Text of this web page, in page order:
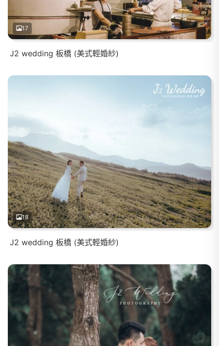
17
J2 wedding 板橋 (美式輕婚紗)
18
J2 wedding 板橋 (美式輕婚紗)